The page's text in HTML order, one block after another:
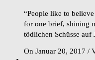
“People like to
for one brief, shining
tödlichen Schüsse auf
On Januar 20, 2017 /